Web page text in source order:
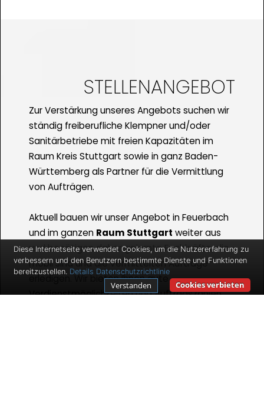
STELLENANGEBOT
Zur Verstärkung unseres Angebots suchen wir
ständig freiberufliche Klempner und/oder
Sanitärbetriebe mit freien Kapazitäten im
Raum Kreis Stuttgart sowie in ganz Baden-
Württemberg als Partner für die Vermittlung
von Aufträgen.
Aktuell bauen wir unser Angebot in Feuerbach
und im ganzen Raum Stuttgart weiter aus
und benötigen daher gelernte Fachkräfte, die
mobil sind und die vermittelten Aufträge
erledigen. Wir bieten Ihnen gute
Verdienstmöglichkeiten und Auftragszahlen
Diese Internetseite verwendet Cookies, um die Nutzererfahrung zu
verbessern und den Benutzern bestimmte Dienste und Funktionen
bereitzustellen. Details Datenschutzrichtlinie
Cookies verbieten
Verstanden